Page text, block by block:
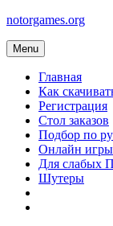
Skip
content
notorgames.org
Menu
Главная
Как
Регистрация
Стол заказов
Подбор по
Онлайн игры
Для слабых
Шутеры